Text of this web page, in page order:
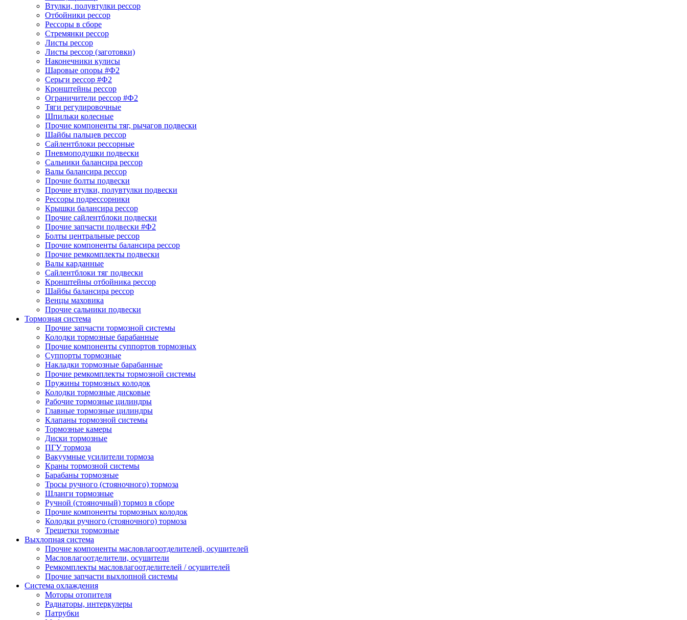
Втулки, полувтулки рессор
Отбойники рессор
Рессоры в сборе
Стремянки рессор
Листы рессор
Листы рессор (заготовки)
Наконечники кулисы
Шаровые опоры #Ф2
Серьги рессор #Ф2
Кронштейны рессор
Ограничители рессор #Ф2
Тяги регулировочные
Шпильки колесные
Прочие компоненты тяг, рычагов подвески
Шайбы пальцев рессор
Сайлентблоки рессорные
Пневмоподушки подвески
Сальники балансира рессор
Валы балансира рессор
Прочие болты подвески
Прочие втулки, полувтулки подвески
Рессоры подрессорники
Крышки балансира рессор
Прочие сайлентблоки подвески
Прочие запчасти подвески #Ф2
Болты центральные рессор
Прочие компоненты балансира рессор
Прочие ремкомплекты подвески
Валы карданные
Сайлентблоки тяг подвески
Кронштейны отбойника рессор
Шайбы балансира рессор
Венцы маховика
Прочие сальники подвески
Тормозная система
Прочие запчасти тормозной системы
Колодки тормозные барабанные
Прочие компоненты суппортов тормозных
Суппорты тормозные
Накладки тормозные барабанные
Прочие ремкомплекты тормозной системы
Пружины тормозных колодок
Колодки тормозные дисковые
Рабочие тормозные цилиндры
Главные тормозные цилиндры
Клапаны тормозной системы
Тормозные камеры
Диски тормозные
ПГУ тормоза
Вакуумные усилители тормоза
Краны тормозной системы
Барабаны тормозные
Тросы ручного (стояночного) тормоза
Шланги тормозные
Ручной (стояночный) тормоз в сборе
Прочие компоненты тормозных колодок
Колодки ручного (стояночного) тормоза
Трещетки тормозные
Выхлопная система
Прочие компоненты масловлагоотделителей, осушителей
Масловлагоотделители, осушители
Ремкомплекты масловлагоотделителей / осушителей
Прочие запчасти выхлопной системы
Система охлаждения
Моторы отопителя
Радиаторы, интеркулеры
Патрубки